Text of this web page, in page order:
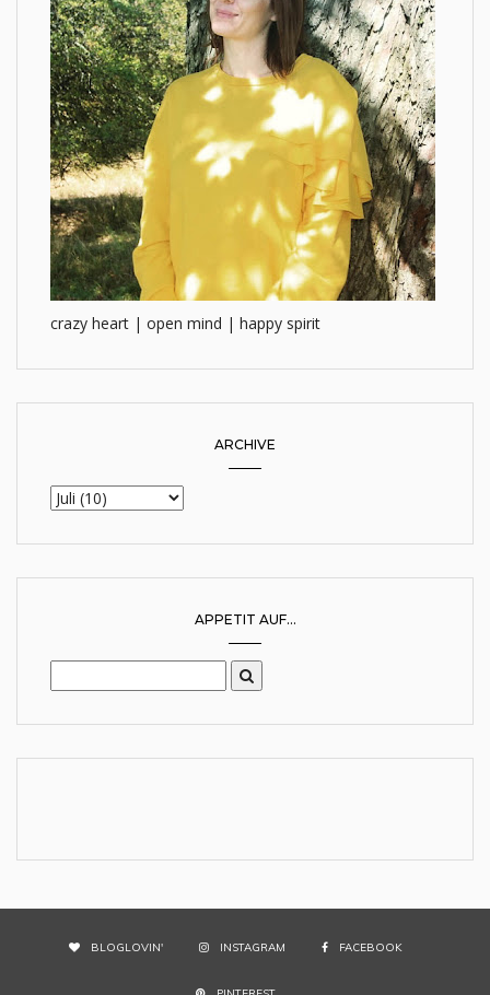
crazy heart | open mind | happy spirit
ARCHIVE
APPETIT AUF...
BLOGLOVIN' INSTAGRAM FACEBOOK